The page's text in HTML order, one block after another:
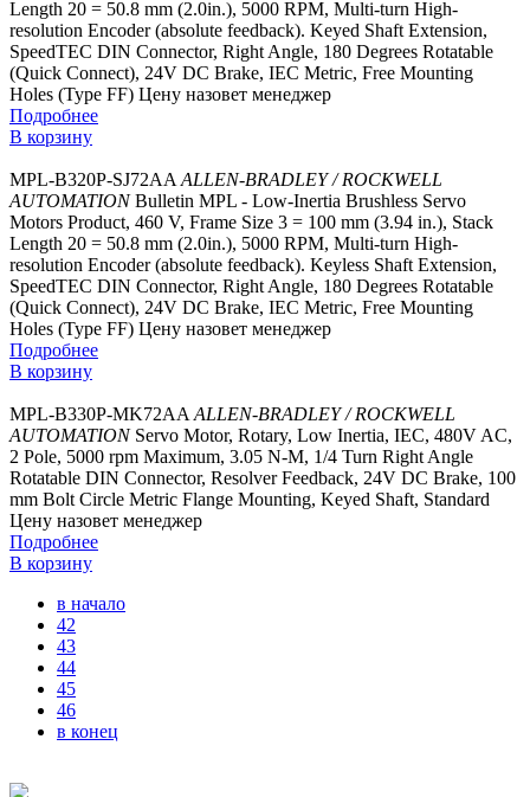
Length 20 = 50.8 mm (2.0in.), 5000 RPM, Multi-turn High-
resolution Encoder (absolute feedback). Keyed Shaft Extension,
SpeedTEC DIN Connector, Right Angle, 180 Degrees Rotatable
(Quick Connect), 24V DC Brake, IEC Metric, Free Mounting
Holes (Type FF) Цену назовет менеджер
Подробнее
В корзину
MPL-B320P-SJ72AA ALLEN-BRADLEY / ROCKWELL
AUTOMATION Bulletin MPL - Low-Inertia Brushless Servo
Motors Product, 460 V, Frame Size 3 = 100 mm (3.94 in.), Stack
Length 20 = 50.8 mm (2.0in.), 5000 RPM, Multi-turn High-
resolution Encoder (absolute feedback). Keyless Shaft Extension,
SpeedTEC DIN Connector, Right Angle, 180 Degrees Rotatable
(Quick Connect), 24V DC Brake, IEC Metric, Free Mounting
Holes (Type FF) Цену назовет менеджер
Подробнее
В корзину
MPL-B330P-MK72AA ALLEN-BRADLEY / ROCKWELL
AUTOMATION Servo Motor, Rotary, Low Inertia, IEC, 480V AC,
2 Pole, 5000 rpm Maximum, 3.05 N-M, 1/4 Turn Right Angle
Rotatable DIN Connector, Resolver Feedback, 24V DC Brake, 100
mm Bolt Circle Metric Flange Mounting, Keyed Shaft, Standard
Цену назовет менеджер
Подробнее
В корзину
в начало
42
43
44
45
46
в конец